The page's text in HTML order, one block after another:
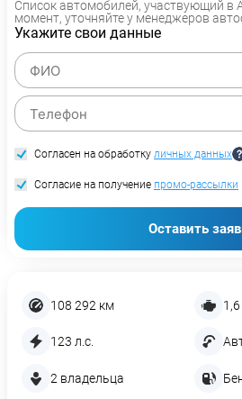
108 292 км 1,6
123 л.с.
2 владельца
Список автомобилей, участвующий в
момент, уточняйте у менеджеров
Укажите свои данные
Согласен на обработку личных данных
Согласие на получение промо-рассылки
Оставить